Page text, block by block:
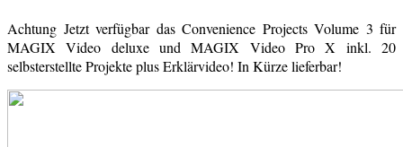
Achtung Jetzt verfügbar das Convenience Projects Volume 3 für
MAGIX Video deluxe und MAGIX Video Pro X inkl. 20
selbsterstellte Projekte plus Erklärvideo! In Kürze lieferbar!